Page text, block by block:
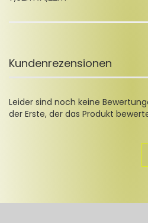
Kundenrezensionen
Leider sind noch keine
der Erste, der das Produkt